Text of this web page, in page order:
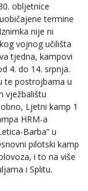
obljetnice
termine
nije ni
vojnog učilišta
tjedna, kampovi
4. do 14. srpnja.
te postrojbama u
vježbalištu
Ljetni kamp 1
HRM-a
Barba” u
pilotski kamp
i to na više
i Splitu.